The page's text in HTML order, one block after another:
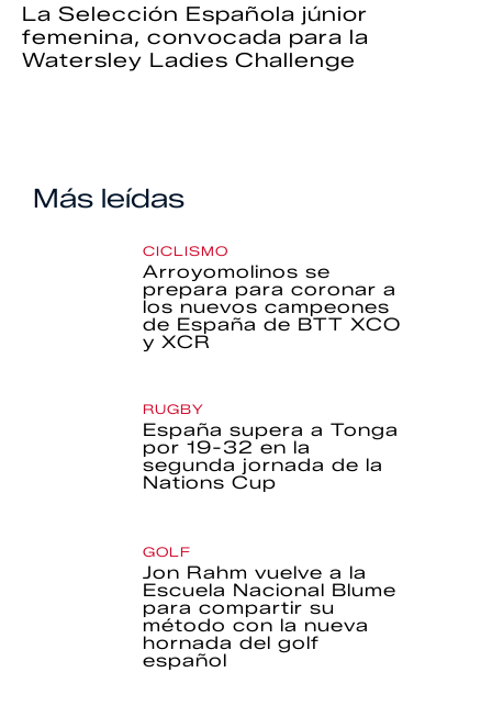
La Selección Española júnior
femenina, convocada para la
Watersley Ladies Challenge
Más leídas
CICLISMO
Arroyomolinos se
prepara para coronar a
los nuevos campeones
de España de BTT XCO
y XCR
RUGBY
España supera a Tonga
por 19-32 en la
segunda jornada de la
Nations Cup
GOLF
Jon Rahm vuelve a la
Escuela Nacional Blume
para compartir su
método con la nueva
hornada del golf
español